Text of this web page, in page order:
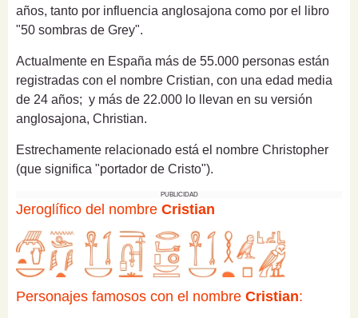
años, tanto por influencia anglosajona como por el libro
"50 sombras de Grey".
Actualmente en España más de 55.000 personas están
registradas con el nombre Cristian, con una edad media
de 24 años; y más de 22.000 lo llevan en su versión
anglosajona, Christian.
Estrechamente relacionado está el nombre Christopher
(que significa "portador de Cristo").
PUBLICIDAD
Jeroglífico del nombre Cristian
Personajes famosos con el nombre Cristian: